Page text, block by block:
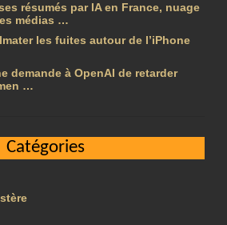
résumés par IA en France, nuage
médias …
les fuites autour de l’iPhone
demande à OpenAI de retarder
…
Catégories